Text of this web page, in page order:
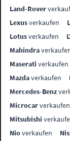
Land-Rover
Lexusverkaufen
Lotusverkaufen
Mahindra
Maserati verkaufen
Mazdaverkaufen
Mercedes-Benz
Microcarverkaufen
Mitsubishi
Nioverkaufen